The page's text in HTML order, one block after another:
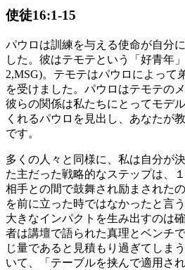
使徒16:1-15
パウロは訓練を与える使命が自分
した。彼はテモテという「好青年
2,MSG)。テモテはパウロによって
を受けました。パウロはテモテの
彼らの関係は私たちにとってモデ
くれるパウロを見出し、あなたが
です。
多くの人々と同様に、私は自分が
た主だった戦略的なステップは、
相手との間で鼓舞され励まされた
を前に立った時ではなかったと言
大きなインパクトを生み出すのは
者は講壇で語られた真理とベンチ
じ量であると見積もり過ぎてしま
いて、「テーブルを挟んで適用さ